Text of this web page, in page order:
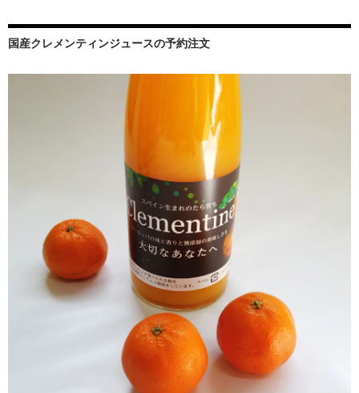
国産クレメンティンジュースの予約注文